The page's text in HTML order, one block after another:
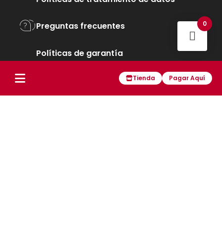
Tienda Pagar Aquí
Preguntas frecuentes
Políticas de garantía
0